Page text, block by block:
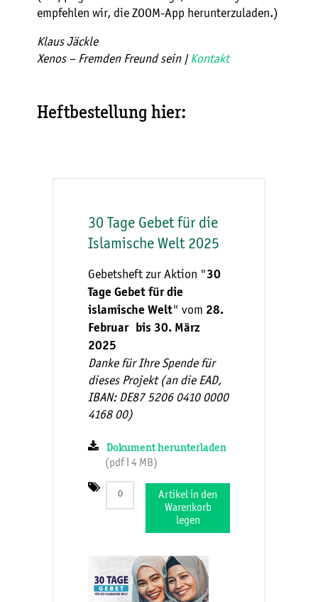
empfehlen wir, die ZOOM-App herunterzuladen.)
Klaus Jäckle
Xenos – Fremden Freund sein |Kontakt
Heftbestellung hier:
30 Tage Gebet für die
Islamische Welt 2025
Gebetsheft zur Aktion "30
Tage Gebet für die
islamische Welt" vom 28.
Februar bis 30. März
2025
Danke für Ihre Spende für
dieses Projekt (an die EAD,
IBAN: DE87 5206 0410 0000
4168 00)
Dokument herunterladen
(pdf ǀ 4 MB)
Artikel in den
Warenkorb
legen